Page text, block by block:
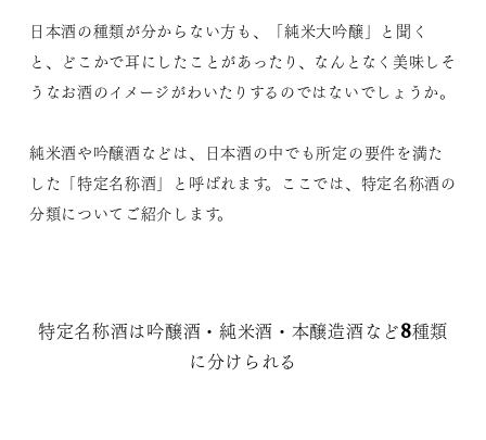
日本酒の種類が分からない方も、「純米大吟醸」と聞く
と、どこかで耳にしたことがあったり、なんとなく美味しそ
うなお酒のイメージがわいたりするのではないでしょうか。
純米酒や吟醸酒などは、日本酒の中でも所定の要件を満た
した「特定名称酒」と呼ばれます。ここでは、特定名称酒の
分類についてご紹介します。
特定名称酒は吟醸酒・純米酒・本醸造酒など8種類
に分けられる